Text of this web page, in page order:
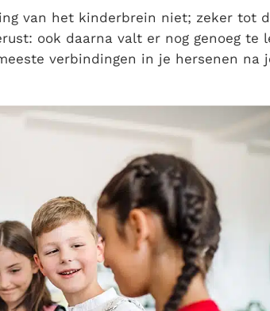
van het kinderbrein niet; zeker tot
ook daarna valt er nog genoeg te
verbindingen in je hersenen na